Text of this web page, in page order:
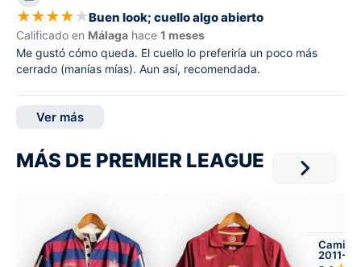
★★★★★Buen look; cuello algo abierto
Calificado en Málaga hace 1 meses
Me gustó cómo queda. El cuello lo preferiría un poco más
cerrado (manías mías). Aun así, recomendada.
Ver más
MÁS DE PREMIER LEAGUE
2011-